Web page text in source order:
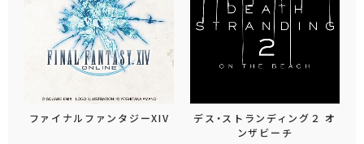
ファイナルファンタジーXIV
デス・ストランディング２ オ
ンザビーチ